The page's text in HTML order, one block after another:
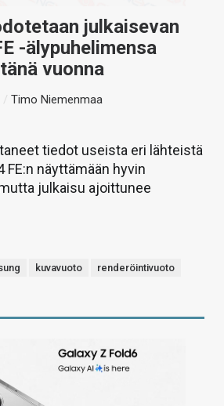
julkaisevan
-älypuhelimensa
vuonna
/Timo Niemenmaa
tiedot useista eri lähteistä
FE:n näyttämään hyvin
julkaisu ajoittunee
kuvavuoto
renderöintivuoto